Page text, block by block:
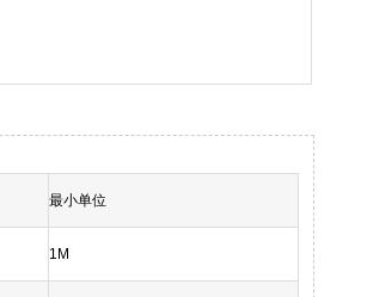
最小单位
1M